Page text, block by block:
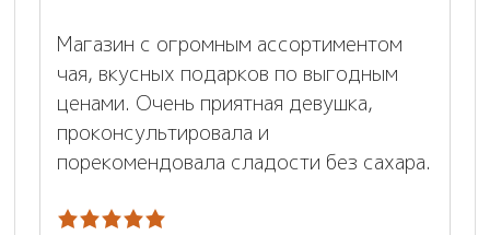
Магазин с огромным ассортиментом
чая, вкусных подарков по выгодным
ценами. Очень приятная девушка,
проконсультировала и
порекомендовала сладости без сахара.